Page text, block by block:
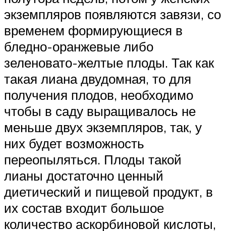
экземпляров появляются завязи, со
временем формирующиеся в
бледно-оранжевые либо
зеленовато-желтые плоды. Так как
такая лиана двудомная, то для
получения плодов, необходимо
чтобы в саду выращивалось не
меньше двух экземпляров, так, у
них будет возможность
переопыляться. Плоды такой
лианы достаточно ценный
диетический и пищевой продукт, в
их состав входит большое
количество аскорбиновой кислоты,